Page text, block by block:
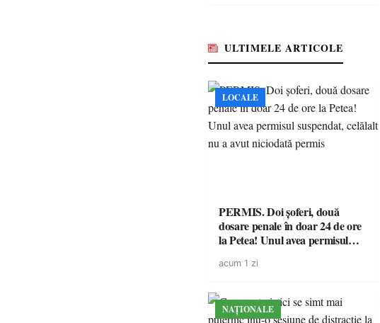
ULTIMELE ARTICOLE
LOCALE
PERMIS. Doi șoferi, două
dosare penale în doar 24 de ore
la Petea! Unul avea permisul
niciodată permis
acum 1 zi
NAȚIONALE